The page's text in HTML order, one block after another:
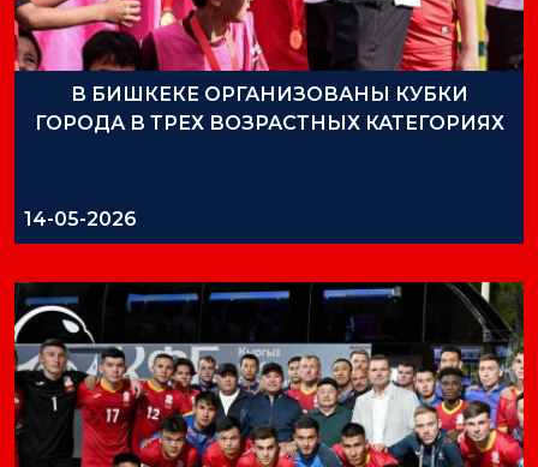
В БИШКЕКЕ ОРГАНИЗОВАНЫ КУБКИ
ГОРОДА В ТРЕХ ВОЗРАСТНЫХ КАТЕГОРИЯХ
14-05-2026